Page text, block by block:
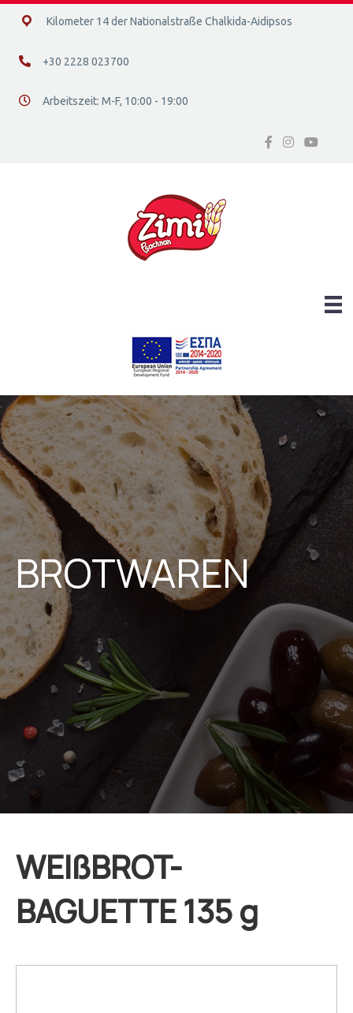
14ο χλμ. Ε.Ο. Χαλκίδας – Αιδηψού, 34400
Kilometer 14 der Nationalstraße Chalkida-Aidipsos
+30 2228 023700
+30 2228 023700
Διεύθυνση οδός 16, Ελλάδα
Arbeitszeit: Μ-F, 10:00 - 19:00
BROTWAREN
WEIßBROT-
BAGUETTE 135 g